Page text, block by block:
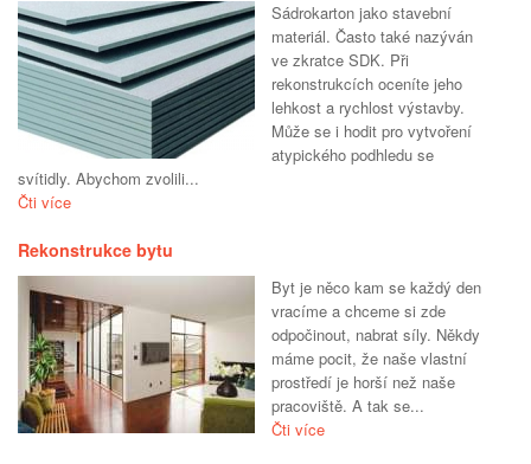
Sádrokarton jako stavební
materiál. Často také nazýván
ve zkratce SDK. Při
rekonstrukcích oceníte jeho
lehkost a rychlost výstavby.
Může se i hodit pro vytvoření
atypického podhledu se
svítidly. Abychom zvolili...
Čti více
Rekonstrukce bytu
Byt je něco kam se každý den
vracíme a chceme si zde
odpočinout, nabrat síly. Někdy
máme pocit, že naše vlastní
prostředí je horší než naše
pracoviště. A tak se...
Čti více